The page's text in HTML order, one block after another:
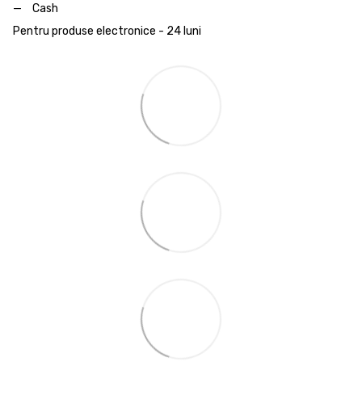
Cash
Pentru produse electronice - 24 luni